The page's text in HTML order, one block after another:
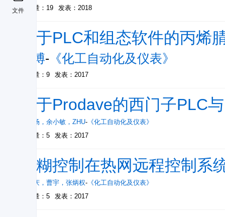
文件被引量：19 发表：2018
基于PLC和组态软件的丙烯
孙博- 《化工自动化及仪表》
被引量：9 发表：2017
基于Prodave的西门子PLC
祝广场 ， 余小敏 ， ZHU- 《化工自动化及仪表》
被引量：5
发表：2017
模糊控制在热网远程控制系
田思庆 ， 曹宇 ， 张炳权- 《化工自动化及仪表》
被引量：5
发表：2017